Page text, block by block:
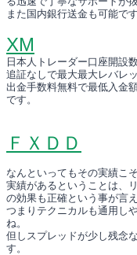
また国内銀行送金も可能です
XM
日本人トレーダー口座開設
追証なしで最大最大レバレ
出金手数料無料で最低入金
です。
ＦＸＤＤ
なんといってもその実績こ
実績があるということは、
の効果も正確という事が言え
つまりテクニカルも通用し
ね。
但しスプレッドが少し残念
す。